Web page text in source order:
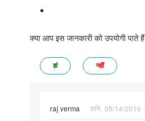
क्या आप इस जानकारी को उपयोगी पाते
हां नहीं
raj verma
शनि, 05/14/2016